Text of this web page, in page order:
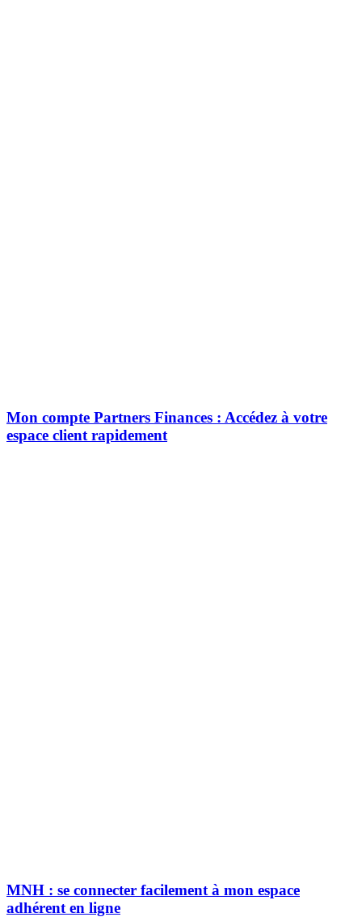
Mon compte Partners Finances : Accédez à votre
espace client rapidement
MNH : se connecter facilement à mon espace
adhérent en ligne